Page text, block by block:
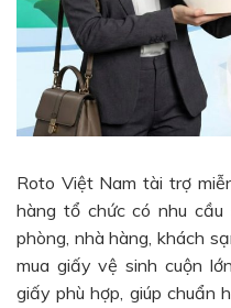
Roto Việt Nam tài trợ
hàng tổ chức có nhu
phòng, nhà hàng, khách
mua giấy vệ sinh cuộn
giấy phù hợp, giúp chuẩn